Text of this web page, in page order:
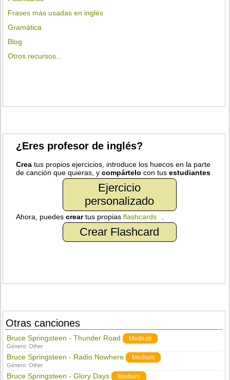
Frases más usadas en inglés
Gramática
Blog
Otros recursos...
¿Eres profesor de inglés?
Crea tus propios ejercicios, introduce los huecos en la parte
de canción que quieras, ycompártelo con tusestudiantes
Ejercicio
personalizado
Ahora, puedescreartus propiasflashcards
Crear Flashcard
Otras canciones
Bruce Springsteen - Thunder Road Medium
Género:Other
Bruce Springsteen - Radio Nowhere Medium
Género:Other
Bruce Springsteen - Glory Days Medium